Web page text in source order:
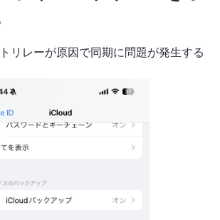
リレーが原因で同期に問題が発生する